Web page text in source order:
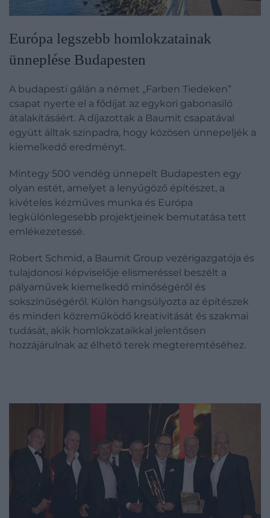
Európa legszebb homlokzatainak
ünneplése Budapesten
A budapesti gálán a német „Farben Tiedeken”
csapat nyerte el a fődíjat az egykori gabonasiló
átalakításáért. A díjazottak a Baumit csapatával
együtt álltak színpadra, hogy közösen ünnepeljék a
kiemelkedő eredményt.
Mintegy 500 vendég ünnepelt Budapesten egy
olyan estét, amelyet a lenyűgöző építészet, a
kivételes kézműves munka és Európa
legkülönlegesebb projektjeinek bemutatása tett
emlékezetessé.
Robert Schmid, a Baumit Group vezérigazgatója és
tulajdonosi képviselője elismeréssel beszélt a
pályaművek kiemelkedő minőségéről és
sokszínűségéről. Külön hangsúlyozta az építészek
és minden közreműködő kreativitását és szakmai
tudását, akik homlokzataikkal jelentősen
hozzájárulnak az élhető terek megteremtéséhez.